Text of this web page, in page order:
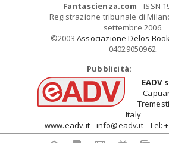
Fantascienza.com - ISSN
Registrazione tribunale di
settembre 2006.
©2003 Associazione Delos
04029050962.
Pubblicità:
EADV
Italy
www.eadv.it - info@eadv.it - Tel: